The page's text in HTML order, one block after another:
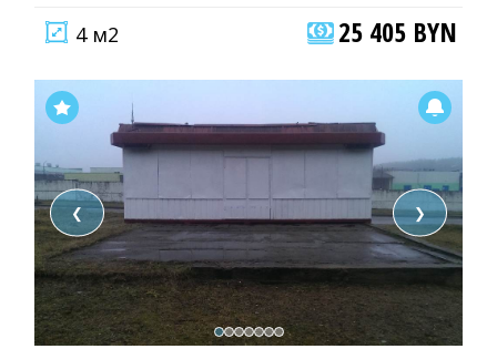
4 м2
25 405 BYN
❮ ❯